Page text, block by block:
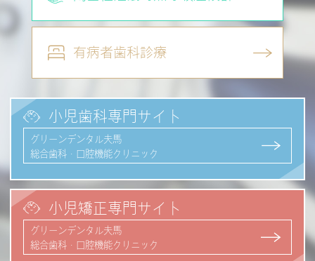
有病者歯科診療
小児歯科専門サイト
グリーンデンタル夫馬
総合歯科・口腔機能クリニック
小児矯正専門サイト
グリーンデンタル夫馬
総合歯科・口腔機能クリニック